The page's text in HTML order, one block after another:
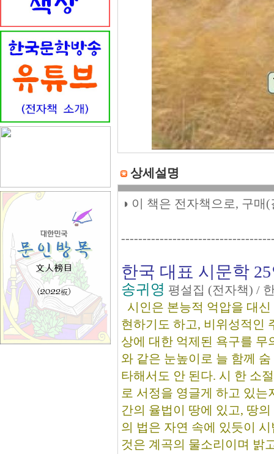
상세설명
◑ 이 책은 전자책으로, 구매
한국 대표 시문학
송귀영 평설집 (전자책) /
시인은 본능적 억압을 대
현하기도 하고, 비위성적인
상에 대한 억제된 욕구를
와 같은 눈높이로 늘 함께
타해서도 안 된다. 시 한 소
로 서정을 영글게 하고 있
간의 율법이 땅에 있고, 땅
의 법은 자연 속에 있듯이
것은 계곡의 물소리이며 밝